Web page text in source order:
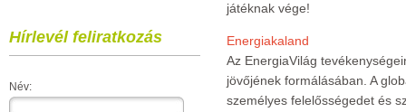
Hírlevél feliratkozás
Név:
játéknak vége!
Energiakaland
Az EnergiaVilág
jövőjének formálásában. A
személyes felelősségedet és